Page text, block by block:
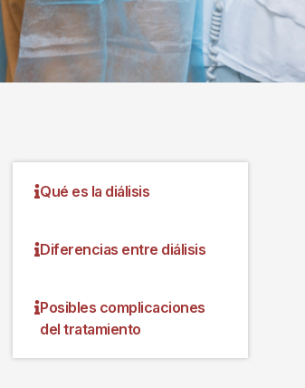
Qué es la diálisis
Diferencias entre diálisis
Posibles complicaciones
del tratamiento